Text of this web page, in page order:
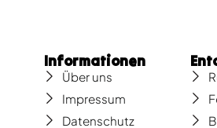
Informationen
Über uns
Impressum
Datenschutz